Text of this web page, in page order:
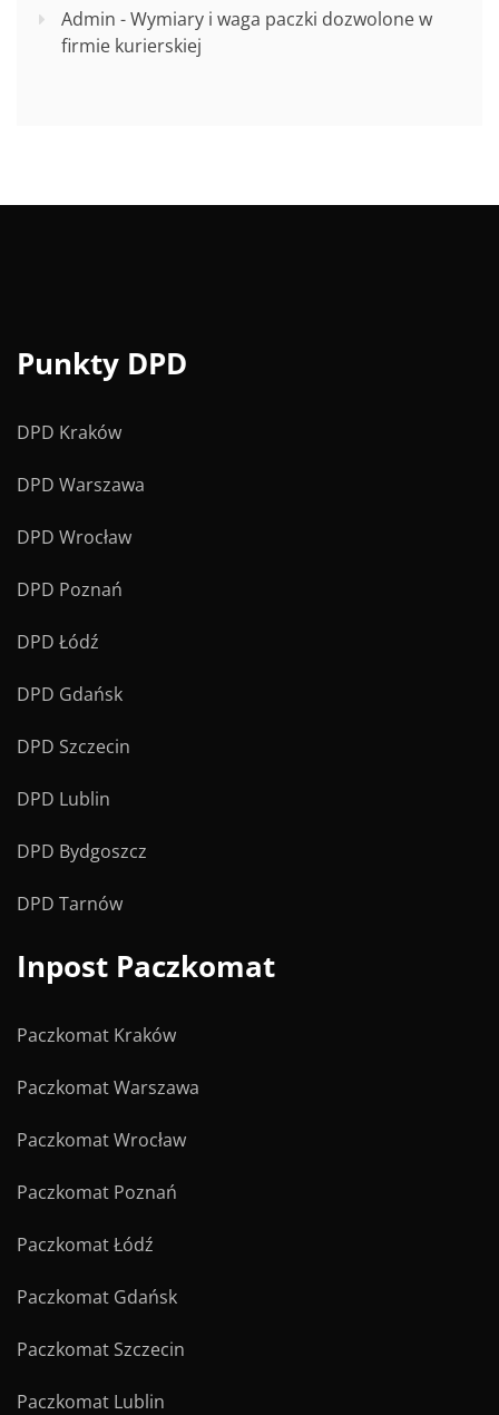
Admin -Wymiary i waga paczki dozwolone w
firmie kurierskiej
Punkty DPD
DPD Kraków
DPD Warszawa
DPD Wrocław
DPD Poznań
DPD Łódź
DPD Gdańsk
DPD Szczecin
DPD Lublin
DPD Bydgoszcz
DPD Tarnów
Inpost Paczkomat
Paczkomat Kraków
Paczkomat Warszawa
Paczkomat Wrocław
Paczkomat Poznań
Paczkomat Łódź
Paczkomat Gdańsk
Paczkomat Szczecin
Paczkomat Lublin